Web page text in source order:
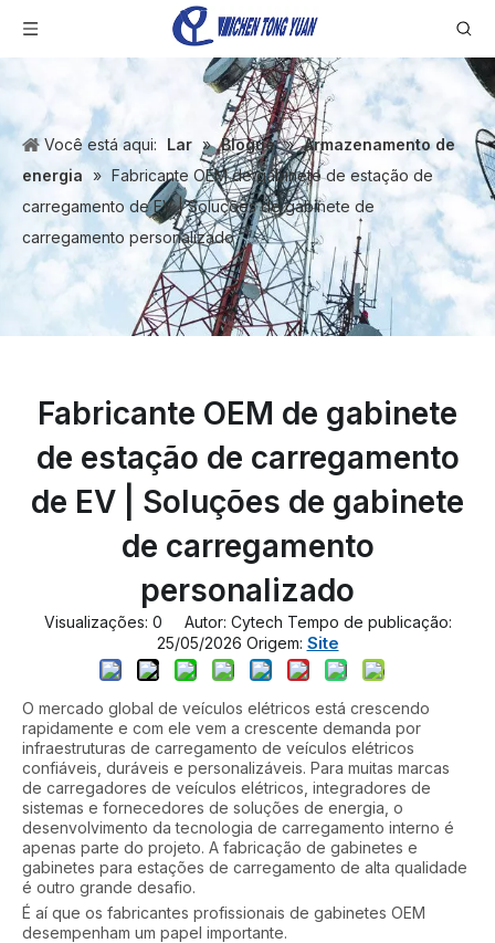
Você está aqui: Lar » Blogue » Armazenamento de
energia » Fabricante OEM de gabinete de estação de
carregamento de EV | Soluções de gabinete de
carregamento personalizado
Fabricante OEM de gabinete
de estação de carregamento
de EV | Soluções de gabinete
de carregamento
personalizado
Visualizações: 0 Autor: Cytech Tempo de publicação:
25/05/2026 Origem: Site
O mercado global de veículos elétricos está crescendo
rapidamente e com ele vem a crescente demanda por
infraestruturas de carregamento de veículos elétricos
confiáveis, duráveis ​​e personalizáveis. Para muitas marcas
de carregadores de veículos elétricos, integradores de
sistemas e fornecedores de soluções de energia, o
desenvolvimento da tecnologia de carregamento interno é
apenas parte do projeto. A fabricação de gabinetes e
gabinetes para estações de carregamento de alta qualidade
é outro grande desafio.
É aí que os fabricantes profissionais de gabinetes OEM
desempenham um papel importante.